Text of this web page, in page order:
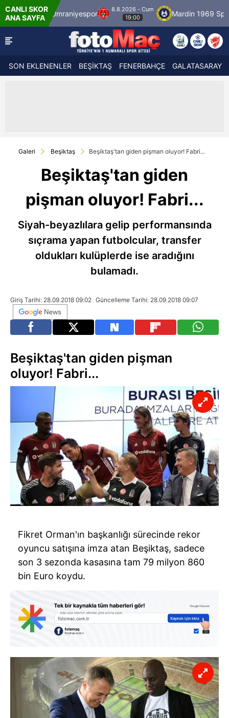
CANLI SKOR
ANA SAYFA
Ümraniyespor
8.8.2026 - Cum
19:00
Mardin 1969 Spor
SON EKLENENLER BEŞİKTAŞ FENERBAHÇE GALATASARAY
Galeri Beşiktaş Beşiktaş'tan giden pişman oluyor! Fabri...
Beşiktaş'tan giden
pişman oluyor! Fabri...
Siyah-beyazlılara gelip performansında
sıçrama yapan futbolcular, transfer
oldukları kulüplerde ise aradığını
bulamadı.
Giriş Tarihi: 28.09.2018 09:02 Güncelleme Tarihi: 28.09.2018 09:07
Beşiktaş'tan giden pişman
oluyor! Fabri...
Fikret Orman'ın başkanlığı sürecinde rekor
oyuncu satışına imza atan Beşiktaş, sadece
son 3 sezonda kasasına tam 79 milyon 860
bin Euro koydu.